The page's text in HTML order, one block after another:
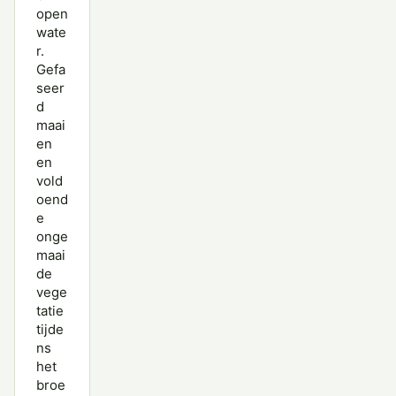
open
wate
r.
Gefa
seer
d
maai
en
en
vold
oend
e
onge
maai
de
vege
tatie
tijde
ns
het
broe